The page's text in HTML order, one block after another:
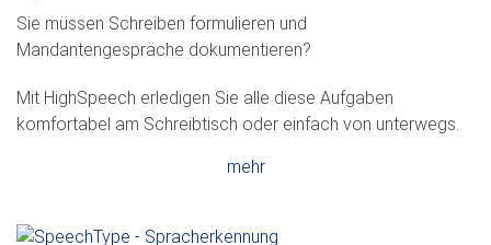
Sie müssen Schreiben formulieren und
Mandantengespräche dokumentieren?
Mit HighSpeech erledigen Sie alle diese Aufgaben
komfortabel am Schreibtisch oder einfach von unterwegs.
mehr